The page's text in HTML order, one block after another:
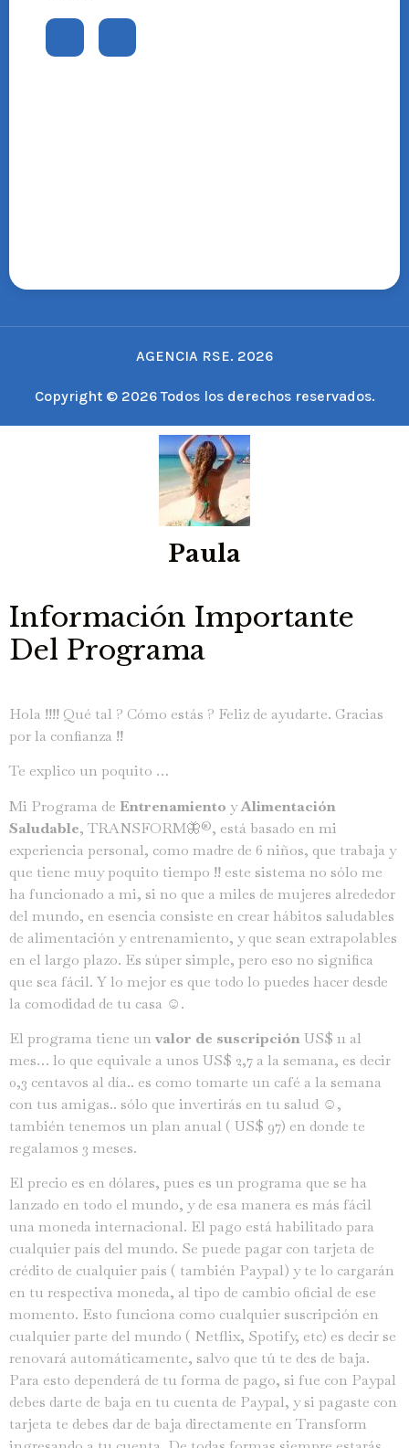
AGENCIA RSE. 2026
Copyright © 2026 Todos los derechos reservados.
Paula
Información Importante
Del Programa
Hola !!!! Qué tal ? Cómo estás ? Feliz de ayudarte. Gracias
por la confianza !!
Te explico un poquito …
Mi Programa de Entrenamiento yAlimentación
Saludable, TRANSFORM🦋®️, está basado en mi
experiencia personal, como madre de 6 niños, que trabaja y
que tiene muy poquito tiempo !! este sistema no sólo me
ha funcionado a mi, si no que a miles de mujeres alrededor
del mundo, en esencia consiste en crear hábitos saludables
de alimentación y entrenamiento, y que sean extrapolables
en el largo plazo. Es súper simple, pero eso no significa
que sea fácil. Y lo mejor es que todo lo puedes hacer desde
la comodidad de tu casa ☺️.
El programa tiene un valor de suscripciónUS$ 11 al
mes… lo que equivale a unos US$ 2,7 a la semana, es decir
0,3 centavos al día.. es como tomarte un café a la semana
con tus amigas.. sólo que invertirás en tu salud ☺️,
también tenemos un plan anual ( US$ 97) en donde te
regalamos 3 meses.
El precio es en dólares, pues es un programa que se ha
lanzado en todo el mundo, y de esa manera es más fácil
una moneda internacional. El pago está habilitado para
cualquier país del mundo. Se puede pagar con tarjeta de
crédito de cualquier país ( también Paypal) y te lo cargarán
en tu respectiva moneda, al tipo de cambio oficial de ese
momento. Esto funciona como cualquier suscripción en
cualquier parte del mundo ( Netflix, Spotify, etc) es decir se
renovará automáticamente, salvo que tú te des de baja.
Para esto dependerá de tu forma de pago, si fue con Paypal
debes darte de baja en tu cuenta de Paypal, y si pagaste con
tarjeta te debes dar de baja directamente en Transform
Italian
Portuguese
Polish
Russian
Finnish
Swedish